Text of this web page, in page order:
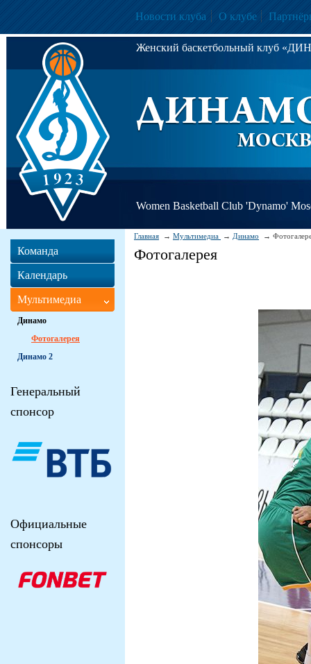
Новости клуба О клубе
Женский баскетбольный клуб
Women Basketball Club 'Dynamo'
Главная Мультимедиа Динамо
Фотогалерея
Команда
Календарь
Мультимедиа
Динамо
Фотогалерея
Динамо 2
Генеральный
спонсор
Официальные
спонсоры